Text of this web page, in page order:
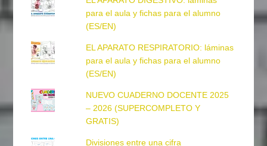
para el aula y fichas para el alumno
(ES/EN)
EL APARATO RESPIRATORIO: láminas
para el aula y fichas para el alumno
(ES/EN)
NUEVO CUADERNO DOCENTE 2025
– 2026 (SUPERCOMPLETO Y
GRATIS)
Divisiones entre una cifra